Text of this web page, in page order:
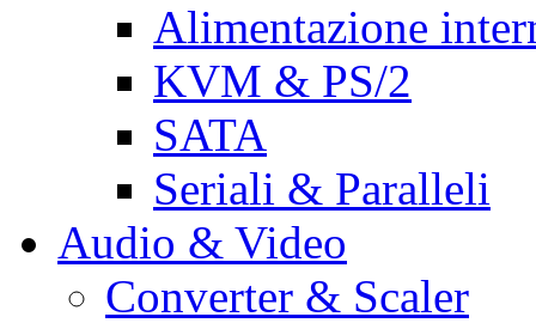
Alimentazione
KVM & PS/2
SATA
Seriali & Paralleli
Audio & Video
Converter & Scaler